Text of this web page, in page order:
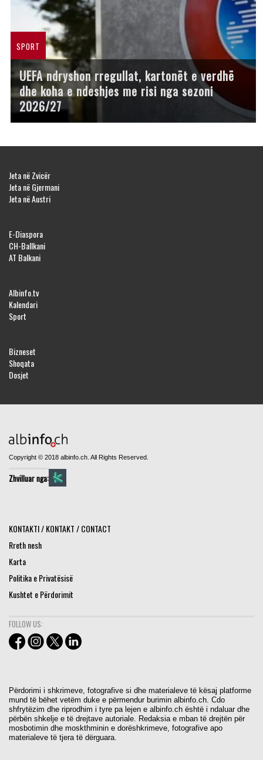
SPORT
UEFA ndryshon rregullat, kartonët e verdhë
dhe koha e ndeshjes me risi nga sezoni
2026/27
Jeta në Zvicër
Jeta në Gjermani
Jeta në Austri
E-Diaspora
CH-Ballkani
AT Balkani
Albinfo.tv
Kalendari
Sport
Bizneset
Shoqata
Dosjet
Copyright © 2018 albinfo.ch. All Rights Reserved.
Zhvilluar nga:
KONTAKTI / KONTAKT / CONTACT
Rreth nesh
Karta
Politika e Privatësisë
Kushtet e Përdorimit
FOLLOW US:
Përdorimi i shkrimeve, fotografive si dhe materialeve të kësaj platforme
mund të bëhet vetëm duke e përmendur burimin albinfo.ch. Cdo
shfrytëzim dhe riprodhim i tyre pa lejen e albinfo.ch është i ndaluar dhe
përbën shkelje e të drejtave autoriale. Redaksia e mban të drejtën për
mosbotimin dhe moskthminin e dorëshkrimeve, fotografive apo
materialeve të tjera të dërguara.